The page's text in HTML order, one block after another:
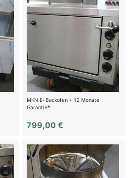
MKN E- Backofen + 12 Monate
Garantie*
799,00€